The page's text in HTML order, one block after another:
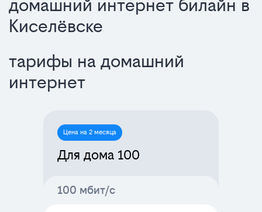
домашний интернет билайн в
Киселёвске
тарифы на домашний
интернет
Цена на 2 месяца
Для дома 100
100 мбит/с